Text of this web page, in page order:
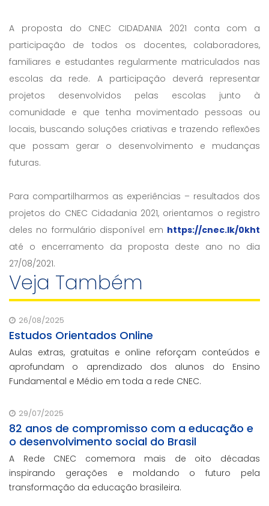
A proposta do CNEC CIDADANIA 2021 conta com a
participação de todos os docentes, colaboradores,
familiares e estudantes regularmente matriculados nas
escolas da rede. A participação deverá representar
projetos desenvolvidos pelas escolas junto à
comunidade e que tenha movimentado pessoas ou
locais, buscando soluções criativas e trazendo reflexões
que possam gerar o desenvolvimento e mudanças
futuras.
Para compartilharmos as experiências – resultados dos
projetos do CNEC Cidadania 2021, orientamos o registro
deles no formulário disponível em https://cnec.lk/0kht
até o encerramento da proposta deste ano no dia
27/08/2021.
Veja Também
26/08/2025
Estudos Orientados Online
Aulas extras, gratuitas e online reforçam conteúdos e
aprofundam o aprendizado dos alunos do Ensino
Fundamental e Médio em toda a rede CNEC.
29/07/2025
82 anos de compromisso com a educação e
o desenvolvimento social do Brasil
A Rede CNEC comemora mais de oito décadas
inspirando gerações e moldando o futuro pela
transformação da educação brasileira.